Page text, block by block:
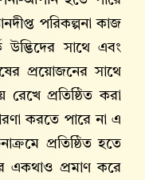
পরিকল্পনা কাজ
সাথে এবং
প্রয়োজনের সাথে
প্রতিষ্ঠিত করা
করতে পারে না এ
প্রতিষ্ঠিত হতে
একথাও প্রমাণ করে